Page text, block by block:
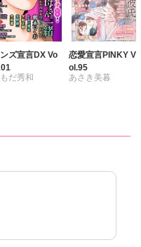
サナガ
河樹衣
ゆゆ
尾美穂
アヤ
相田早智子
知葉サナガ
妹尾美穂
蜜蜂アヤ
六原ミッカ
ズ宣言DX Vo
だ秀和
かずお
恋愛宣言PINKY V
ol.95
あさき美暮
小鳥晶
知葉サナガ